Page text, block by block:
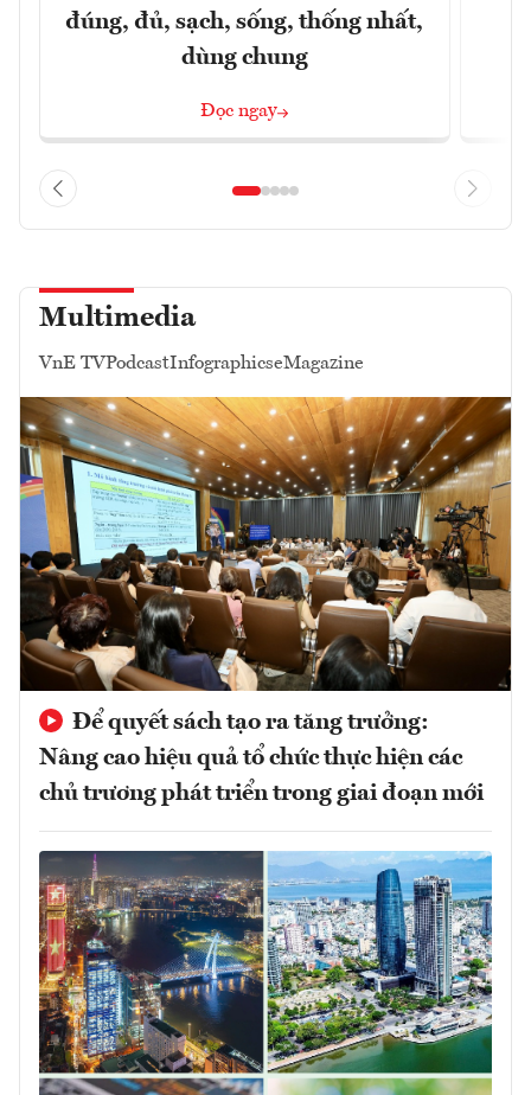
đúng, đủ, sạch, sống, thống nhất,
dùng chung
Đọc ngay
Multimedia
VnE TVPodcastInfographicseMagazine
Để quyết sách tạo ra tăng trưởng:
Nâng cao hiệu quả tổ chức thực hiện các
chủ trương phát triển trong giai đoạn mới